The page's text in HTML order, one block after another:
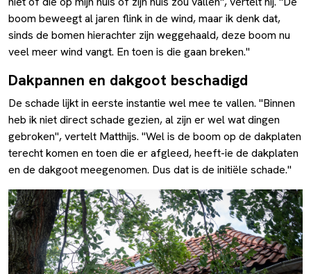
boom beweegt al jaren flink in de wind, maar ik denk dat,
sinds de bomen hierachter zijn weggehaald, deze boom nu
veel meer wind vangt. En toen is die gaan breken."
Dakpannen en dakgoot beschadigd
De schade lijkt in eerste instantie wel mee te vallen. "Binnen
heb ik niet direct schade gezien, al zijn er wel wat dingen
gebroken", vertelt Matthijs. "Wel is de boom op de dakplaten
terecht komen en toen die er afgleed, heeft-ie de dakplaten
en de dakgoot meegenomen. Dus dat is de initiële schade."